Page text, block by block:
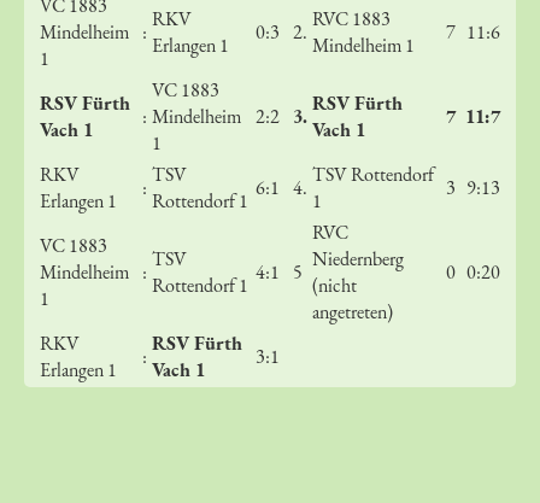
VC 1883
Mindelheim
1
:
RKV
Erlangen 1
0:3 2.
RVC 1883
Mindelheim 1
7 11:6
RSV Fürth
Vach 1
:
VC 1883
Mindelheim
1
2:2 3.
RSV Fürth
Vach 1
7 11:7
RKV
Erlangen 1
:
TSV
Rottendorf 1
6:1 4.
TSV Rottendorf
1
3 9:13
VC 1883
Mindelheim
1
:
TSV
Rottendorf 1
4:1 5
RVC
Niedernberg
(nicht
angetreten)
0 0:20
RKV
Erlangen 1
:
RSV Fürth
Vach 1
3:1